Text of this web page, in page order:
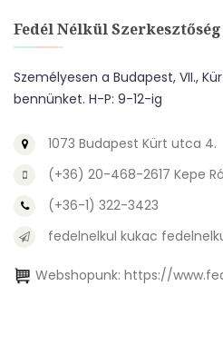
Fedél Nélkül Szerkesztőség
Személyesen a Budapest, VII.,
bennünket. H-P: 9-12-ig
1073 Budapest Kürt utca 4.
(+36) 20-468-2617 Kepe
(+36-1) 322-3423
fedelnelkul kukac
Webshopunk: https://